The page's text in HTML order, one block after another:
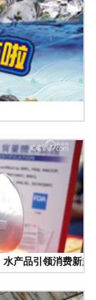
产品引领消费新趋